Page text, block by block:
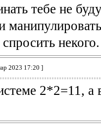
тебе не
некого.
2023 17:20 ]
2*2=11, а